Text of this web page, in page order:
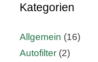
Kategorien
Allgemein (16)
Autofilter (2)